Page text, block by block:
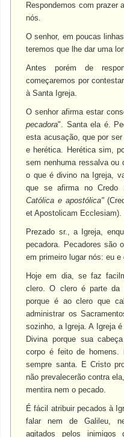
Respondemos com prazer
nós.
O senhor, em poucas
teremos que lhe dar uma
Antes porém de
começaremos por
à Santa Igreja.
O senhor afirma estar
pecadora". Santa ela é.
esta acusação, que por
e herética. Herética sim,
sem nenhuma ressalva ou
o que é divino na Igreja,
que se afirma no Credo
Católica e apostólica"
et Apostolicam Ecclesiam).
Prezado sr., a Igreja,
pecadora. Pecadores são
em primeiro lugar nós: eu e
Hoje em dia, se faz
clero. O clero é parte da
porque é ao clero que
administrar os
sozinho, a Igreja. A Igreja
Divina porque sua
corpo é feito de
sempre santa. E Cristo
não prevalecerão contra
mentira nem o pecado.
É fácil atribuir pecados à
falar nem de Galileu,
agitados pelos